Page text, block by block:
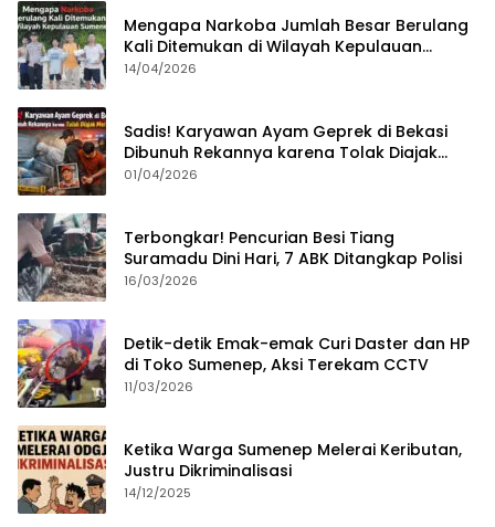
Mengapa Narkoba Jumlah Besar Berulang
Kali Ditemukan di Wilayah Kepulauan
Sumenep?
14/04/2026
Sadis! Karyawan Ayam Geprek di Bekasi
Dibunuh Rekannya karena Tolak Diajak
Merampok Majikan
01/04/2026
Terbongkar! Pencurian Besi Tiang
Suramadu Dini Hari, 7 ABK Ditangkap Polisi
16/03/2026
Detik-detik Emak-emak Curi Daster dan HP
di Toko Sumenep, Aksi Terekam CCTV
11/03/2026
Ketika Warga Sumenep Melerai Keributan,
Justru Dikriminalisasi
14/12/2025